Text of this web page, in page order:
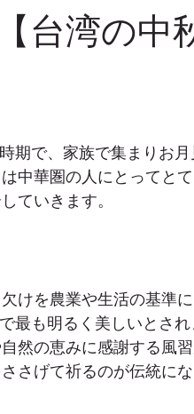
台湾の中
期で、家族で集まりお月
中華圏の人にとってと
ていきます。
けを農業や生活の基準
も明るく美しいとされ
然の恵みに感謝する風
さげて祈るのが伝統に